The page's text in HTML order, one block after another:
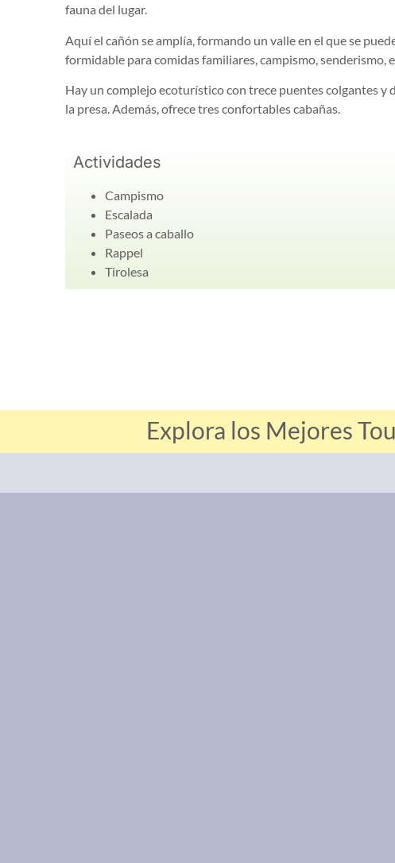
fauna del lugar.
Aquí el cañón se amplía, formando un valle en el que se
formidable para comidas familiares, campismo, senderismo,
Hay un complejo ecoturístico con trece puentes colgantes y
la presa. Además, ofrece tres confortables cabañas.
Actividades
Campismo
Escalada
Paseos a caballo
Rappel
Tirolesa
Explora los Mejores